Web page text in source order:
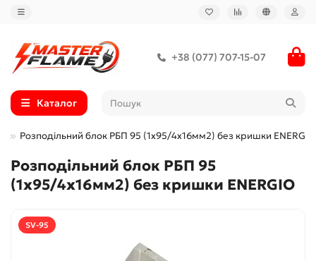
+38 (077) 707-15-07
Каталог
Розподільний блок РБП 95 (1x95/4x16мм2) без кришки ENERGIO
Розподільний блок РБП 95
(1x95/4x16мм2) без кришки ENERGIO
SV-95